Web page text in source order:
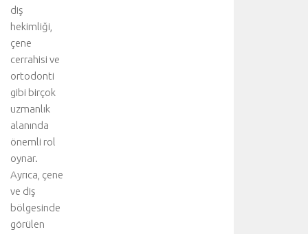
diş
hekimliği,
çene
cerrahisi ve
ortodonti
gibi birçok
uzmanlık
alanında
önemli rol
oynar.
Ayrıca, çene
ve diş
bölgesinde
görülen